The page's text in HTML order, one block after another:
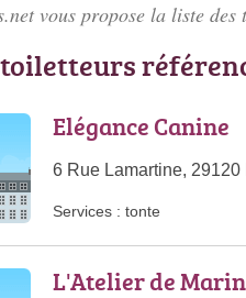
vous propose la liste des
Elégance Canine
6 Rue Lamartine,
Services : tonte
L'Atelier de